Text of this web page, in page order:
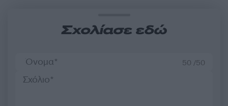
Σχολίασε εδώ
50 /50